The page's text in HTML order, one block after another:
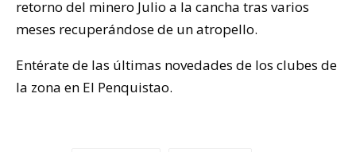
retorno del minero Julio a la cancha tras varios
meses recuperándose de un atropello.
Entérate de las últimas novedades de los clubes de
la zona en El Penquistao.